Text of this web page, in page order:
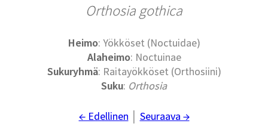
Orthosia gothica
Heimo: Yökköset (Noctuidae)
Alaheimo: Noctuinae
Sukuryhmä: Raitayökköset (Orthosiini)
Suku: Orthosia
← Edellinen Seuraava →